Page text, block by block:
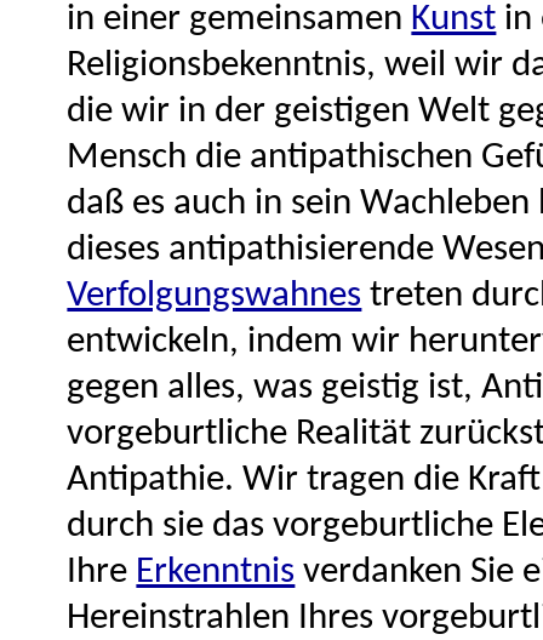
in einer gemeinsamen Kunst in
Religionsbekenntnis, weil wir
die wir in der geistigen Welt
Mensch die antipathischen
daß es auch in sein
dieses antipathisierende
Verfolgungswahnes treten
entwickeln, indem wir
gegen alles, was geistig ist,
vorgeburtliche Realität
Antipathie. Wir tragen die
durch sie das vorgeburtliche
Ihre Erkenntnis verdanken Sie
Hereinstrahlen Ihres